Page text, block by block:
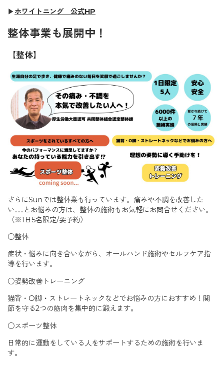
▶ ホワイトニング 公式HP
整体事業も展開中！
【整体】
さらにSunでは整体業も行っています。痛みや不調を改善した
い……とお悩みの方は、整体の施術もお気軽にお問合せください。
（※1日5名限定/要予約）
○整体
症状・悩みに向き合いながら、オールハンド施術やセルフケア指
導を行います。
○姿勢改善トレーニング
猫背・O脚・ストレートネックなどでお悩みの方におすすめ！関
節を守る2つの筋肉を集中的に鍛えます。
○スポーツ整体
日常的に運動をしている人をサポートするための施術を行いま
す。